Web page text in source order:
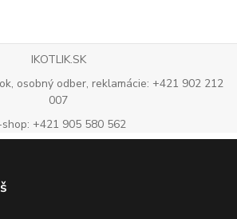
IKOTLIK.SK
osobný odber, reklamácie: +421 902 212
007
+421 905 580 562